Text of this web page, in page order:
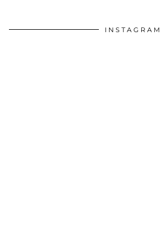
INSTAGRAM